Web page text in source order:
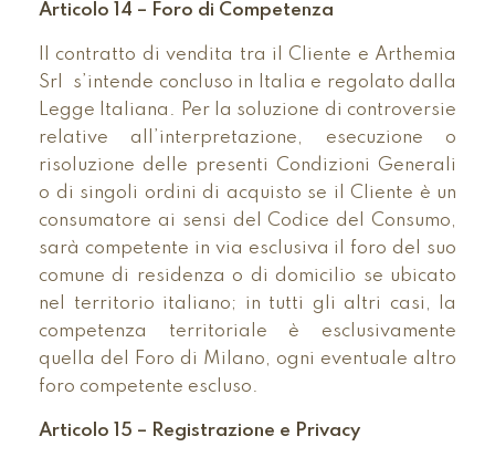
Articolo 14 – Foro di Competenza
Il contratto di vendita tra il Cliente e Arthemia
Srl s’intende concluso in Italia e regolato dalla
Legge Italiana. Per la soluzione di controversie
relative all’interpretazione, esecuzione o
risoluzione delle presenti Condizioni Generali
o di singoli ordini di acquisto se il Cliente è un
consumatore ai sensi del Codice del Consumo,
sarà competente in via esclusiva il foro del suo
comune di residenza o di domicilio se ubicato
nel territorio italiano; in tutti gli altri casi, la
competenza territoriale è esclusivamente
quella del Foro di Milano, ogni eventuale altro
foro competente escluso.
Articolo 15 – Registrazione e Privacy